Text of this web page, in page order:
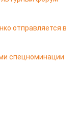
отправляется в
спецноминации